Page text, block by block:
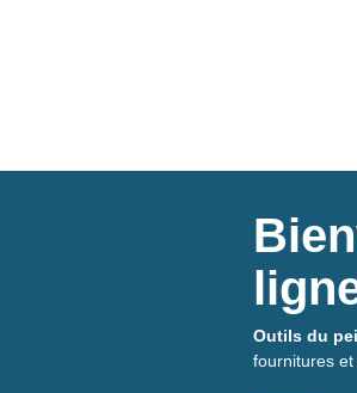
Outils du
fournitures